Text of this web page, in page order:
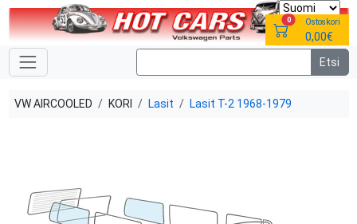
0 Ostoskori
0,00€
VW AIRCOOLED KORI Lasit Lasit T-2 1968-1979